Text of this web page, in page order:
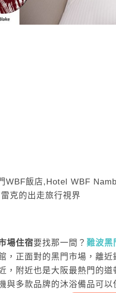
場住宿要找那一間？ 難波黑
，正面對的黑門市場，離
，附近也是大阪最熱門的
與多款品牌的沐浴備品可